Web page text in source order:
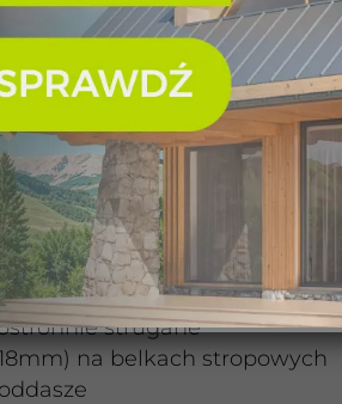
pod ściany
ścian nośnych
z bali
strugana, widoczna
trzyszybowe, drewnopodobne
projekt posiada)
strugane
na belkach stropowych